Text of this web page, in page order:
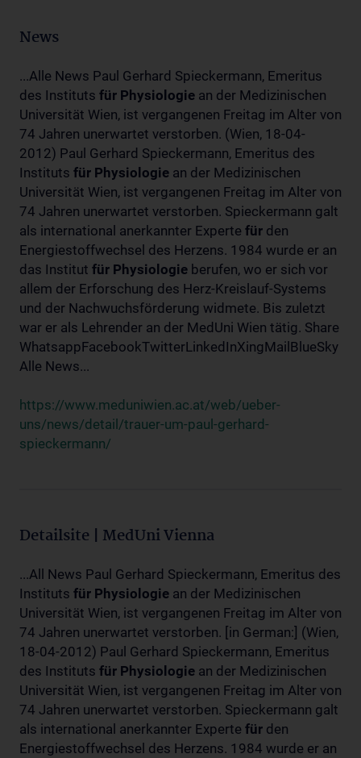
News
...Alle News Paul Gerhard Spieckermann, Emeritus
des Instituts für Physiologie an der Medizinischen
Universität Wien, ist vergangenen Freitag im Alter von
74 Jahren unerwartet verstorben. (Wien, 18-04-
2012) Paul Gerhard Spieckermann, Emeritus des
Instituts für Physiologie an der Medizinischen
Universität Wien, ist vergangenen Freitag im Alter von
74 Jahren unerwartet verstorben. Spieckermann galt
als international anerkannter Experte für den
Energiestoffwechsel des Herzens. 1984 wurde er an
das Institut für Physiologie berufen, wo er sich vor
allem der Erforschung des Herz-Kreislauf-Systems
und der Nachwuchsförderung widmete. Bis zuletzt
war er als Lehrender an der MedUni Wien tätig. Share
WhatsappFacebookTwitterLinkedInXingMailBlueSky
Alle News...
https://www.meduniwien.ac.at/web/ueber-
uns/news/detail/trauer-um-paul-gerhard-
spieckermann/
Detailsite | MedUni Vienna
...All News Paul Gerhard Spieckermann, Emeritus des
Instituts für Physiologie an der Medizinischen
Universität Wien, ist vergangenen Freitag im Alter von
74 Jahren unerwartet verstorben. [in German:] (Wien,
18-04-2012) Paul Gerhard Spieckermann, Emeritus
des Instituts für Physiologie an der Medizinischen
Universität Wien, ist vergangenen Freitag im Alter von
74 Jahren unerwartet verstorben. Spieckermann galt
als international anerkannter Experte für den
Energiestoffwechsel des Herzens. 1984 wurde er an